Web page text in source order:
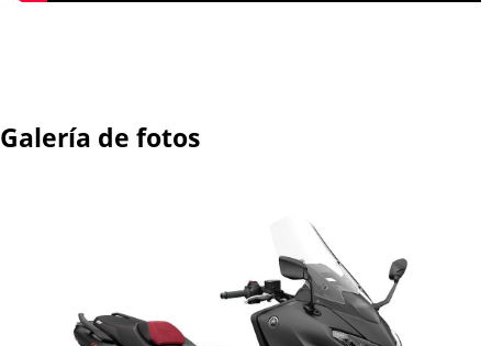
Galería de fotos